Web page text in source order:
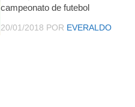
campeonato de futebol
20/01/2018 POR EVERALDO